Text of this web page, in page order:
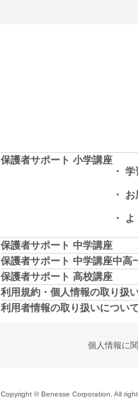
保護者サポート 小学講座
学
お
保護者サポート 中学講座
保護者サポート 中学講座中高
保護者サポート 高校講座
利用規約・個人情報の取り扱
利用者情報の取り扱いについて
個人情報に
Copyright © Benesse Corporation. All